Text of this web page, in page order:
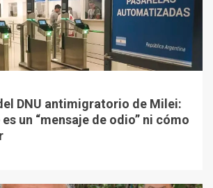
DNU antimigratorio de Milei:
un “mensaje de odio” ni cómo